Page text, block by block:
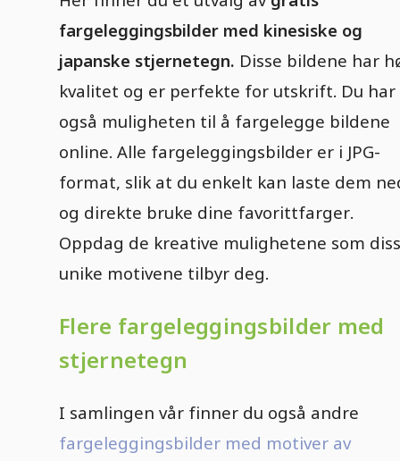
fargeleggingsbilder med kinesiske og
japanske stjernetegn. Disse bildene har
kvalitet og er perfekte for utskrift. Du har
også muligheten til å fargelegge bildene
online. Alle fargeleggingsbilder er i JPG-
format, slik at du enkelt kan laste dem
og direkte bruke dine favorittfarger.
Oppdag de kreative mulighetene som
unike motivene tilbyr deg.
Flere fargeleggingsbilder med
stjernetegn
I samlingen vår finner du også andre
fargeleggingsbilder med motiver av